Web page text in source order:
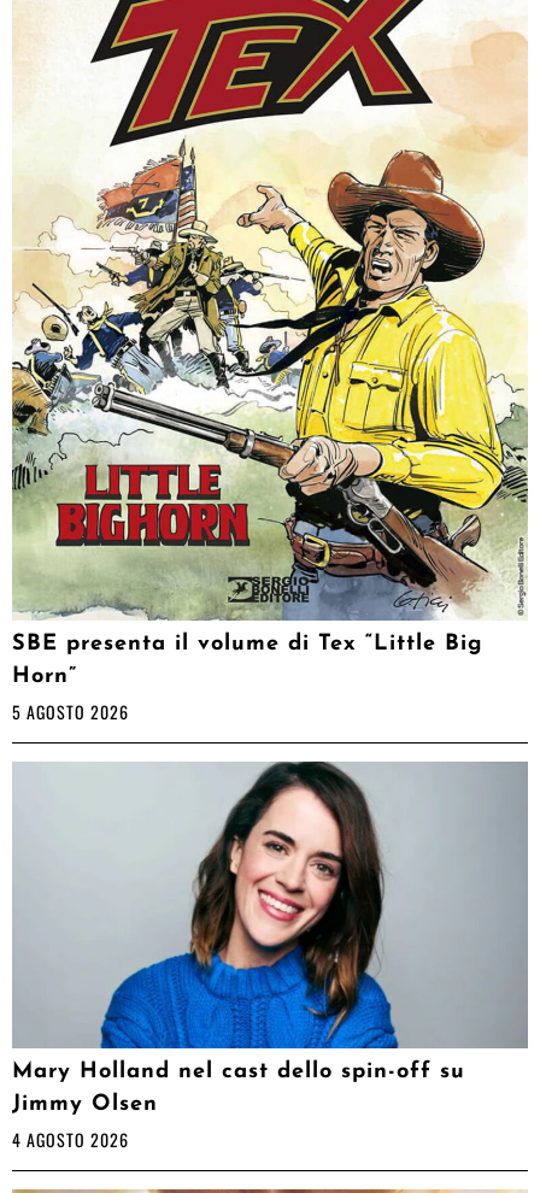
SBE presenta il volume di Tex “Little Big
Horn”
5 AGOSTO 2026
Mary Holland nel cast dello spin-off su
Jimmy Olsen
4 AGOSTO 2026